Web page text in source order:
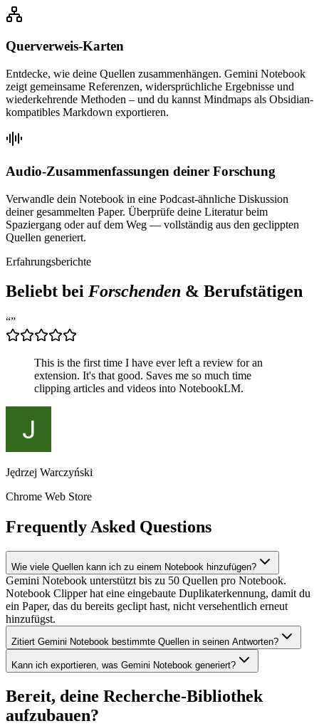
Querverweis-Karten
Entdecke, wie deine Quellen zusammenhängen. Gemini Notebook
zeigt gemeinsame Referenzen, widersprüchliche Ergebnisse und
wiederkehrende Methoden – und du kannst Mindmaps als Obsidian-
kompatibles Markdown exportieren.
Audio-Zusammenfassungen deiner Forschung
Verwandle dein Notebook in eine Podcast-ähnliche Diskussion
deiner gesammelten Paper. Überprüfe deine Literatur beim
Spaziergang oder auf dem Weg — vollständig aus den geclippten
Quellen generiert.
Erfahrungsberichte
Beliebt bei Forschenden & Berufstätigen
“”
This is the first time I have ever left a review for an
extension. It's that good. Saves me so much time
clipping articles and videos into NotebookLM.
Jędrzej Warczyński
Chrome Web Store
Frequently Asked Questions
Wie viele Quellen kann ich zu einem Notebook hinzufügen?
Gemini Notebook unterstützt bis zu 50 Quellen pro Notebook.
Notebook Clipper hat eine eingebaute Duplikaterkennung, damit du
ein Paper, das du bereits geclipt hast, nicht versehentlich erneut
hinzufügst.
Zitiert Gemini Notebook bestimmte Quellen in seinen Antworten?
Kann ich exportieren, was Gemini Notebook generiert?
Bereit, deine Recherche-Bibliothek
aufzubauen?